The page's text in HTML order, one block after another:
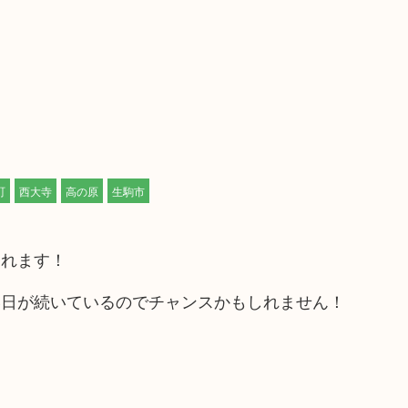
西大寺 高の原 生駒市
ます！
が続いているのでチャンスかもしれません！